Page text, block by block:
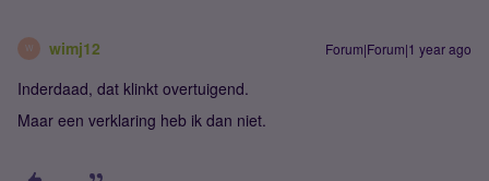
W wimj12 Forum|Forum|1 year ago
Inderdaad, dat klinkt overtuigend.
Maar een verklaring heb ik dan niet.